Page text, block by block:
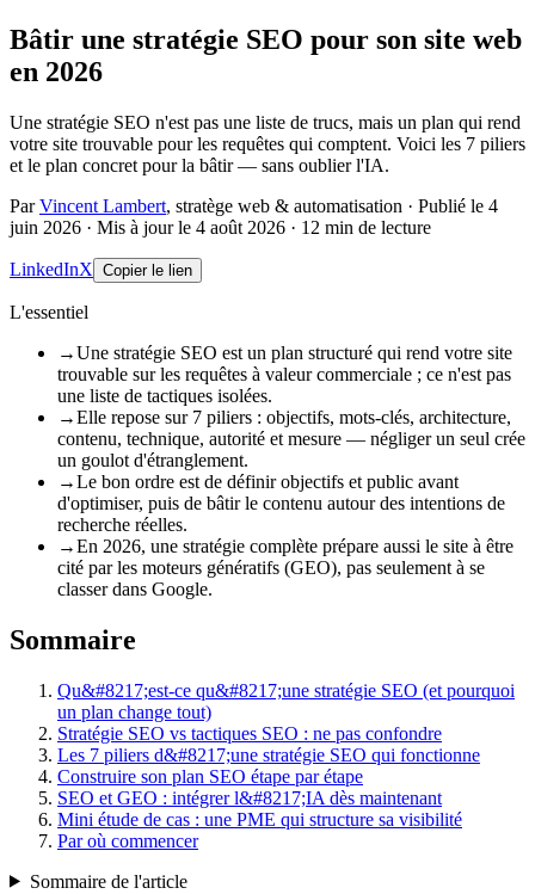
Bâtir une stratégie SEO pour son site web
en 2026
Une stratégie SEO n'est pas une liste de trucs, mais un plan qui rend
votre site trouvable pour les requêtes qui comptent. Voici les 7 piliers
et le plan concret pour la bâtir — sans oublier l'IA.
Par Vincent Lambert, stratège web & automatisation · Publié le 4
juin 2026 · Mis à jour le 4 août 2026 · 12 min de lecture
LinkedInX Copier le lien
L'essentiel
→Une stratégie SEO est un plan structuré qui rend votre site
trouvable sur les requêtes à valeur commerciale ; ce n'est pas
une liste de tactiques isolées.
→Elle repose sur 7 piliers : objectifs, mots-clés, architecture,
contenu, technique, autorité et mesure — négliger un seul crée
un goulot d'étranglement.
→Le bon ordre est de définir objectifs et public avant
d'optimiser, puis de bâtir le contenu autour des intentions de
recherche réelles.
→En 2026, une stratégie complète prépare aussi le site à être
cité par les moteurs génératifs (GEO), pas seulement à se
classer dans Google.
Sommaire
Qu&#8217;est-ce qu&#8217;une stratégie SEO (et pourquoi
un plan change tout)
Stratégie SEO vs tactiques SEO : ne pas confondre
Les 7 piliers d&#8217;une stratégie SEO qui fonctionne
Construire son plan SEO étape par étape
SEO et GEO : intégrer l&#8217;IA dès maintenant
Mini étude de cas : une PME qui structure sa visibilité
Par où commencer
Sommaire de l'article